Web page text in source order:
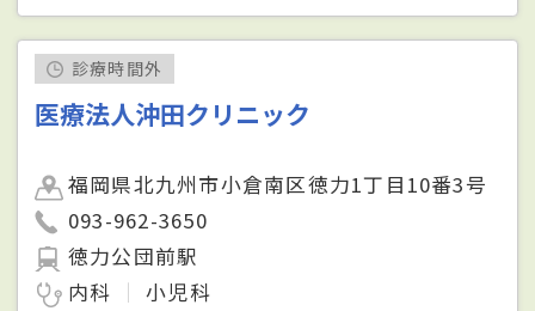
診療時間外
医療法人沖田クリニック
福岡県北九州市小倉南区徳力1丁目10番3号
093-962-3650
徳力公団前駅
内科
小児科